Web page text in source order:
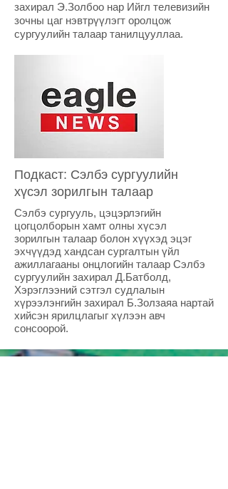
захирал Э.Золбоо нар Ийгл телевизийн
зочны цаг нэвтрүүлэгт оролцож
сургуулийн талаар танилцууллаа.
Подкаст: Сэлбэ сургуулийн
хүсэл зорилгын талаар
Сэлбэ сургууль, цэцэрлэгийн
цогцолборын хамт олны хүсэл
зорилгын талаар болон хүүхэд эцэг
эхчүүдэд хандсан сургалтын үйл
ажиллагааны онцлогийн талаар Сэлбэ
сургуулийн захирал Д.Батболд,
Хэрэглээний сэтгэл судлалын
хүрээлэнгийн захирал Б.Золзаяа нартай
хийсэн ярилцлагыг хүлээн авч
сонсоорой.